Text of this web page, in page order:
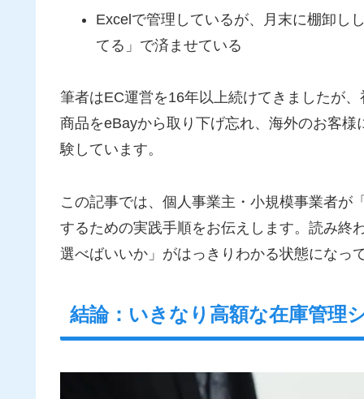
Excelで管理しているが、月末に棚卸し
てる」で済ませている
筆者はEC運営を16年以上続けてきましたが
商品をeBayから取り下げ忘れ、海外のお客
験しています。
この記事では、個人事業主・小規模事業者が
するための実践手順をお伝えします。読み終
選べばいいか」がはっきりわかる状態になっ
結論：いきなり高額な在庫管理